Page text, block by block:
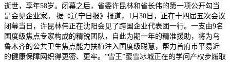
逝世，享年58岁。‍‍闭幕之后，省委许昆林和省长伟的第一项公开勾当
是会见企业家。 据《辽宁日报》报道，1月30日，正在十四届五次会议
闭幕当日，许昆林伟正在沈阳会见了跨国企业代表团一行。一支由9名
国度级焦点专家构成的精锐团队，自此为期一年的精准援助，将为乌
鲁木齐的公共卫生焦点能力扶植注入国度级聪慧，帮力首府市平易近
的健康保障网织得更密、更牢。“雪王”蜜雪冰城正在的学问产权步履取